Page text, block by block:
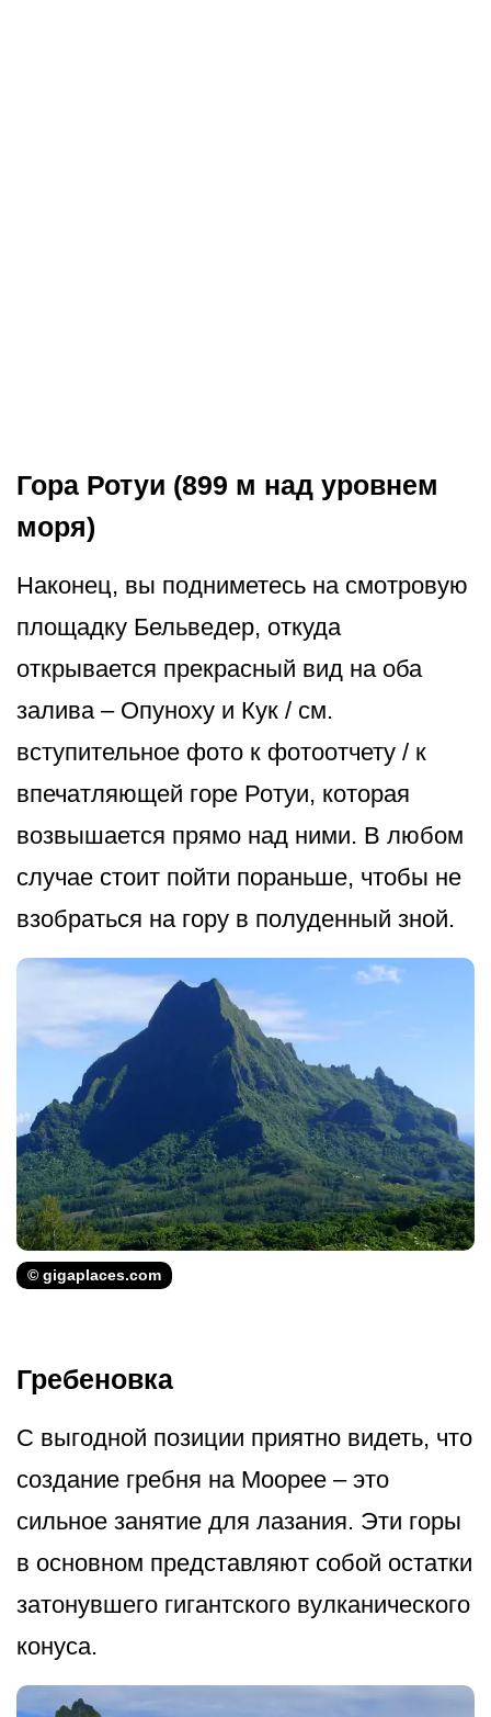
Гора Ротуи (899 м над уровнем
моря)
Наконец, вы подниметесь на смотровую
площадку Бельведер, откуда
открывается прекрасный вид на оба
залива – Опуноху и Кук / см.
вступительное фото к фотоотчету / к
впечатляющей горе Ротуи, которая
возвышается прямо над ними. В любом
случае стоит пойти пораньше, чтобы не
взобраться на гору в полуденный зной.
© gigaplaces.com
Гребеновка
С выгодной позиции приятно видеть, что
создание гребня на Моорее – это
сильное занятие для лазания. Эти горы
в основном представляют собой остатки
затонувшего гигантского вулканического
конуса.